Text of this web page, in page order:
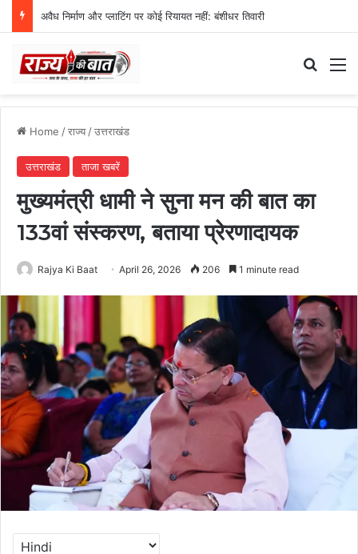
अवैध निर्माण और प्लाटिंग पर कोई रियायत नहीं: बंशीधर तिवारी
Home /राज्य/उत्तराखंड
उत्तराखंड ताजा खबरें
मुख्यमंत्री धामी ने सुना मन की बात का
133वां संस्करण, बताया प्रेरणादायक
Rajya Ki Baat April 26, 2026 206 1 minute read